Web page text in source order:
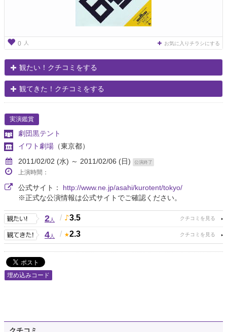
0 人 お気に入りチラシにする
観たい！クチコミをする
観てきた！クチコミをする
実演鑑賞
劇団黒テント
イワト劇場 （東京都）
2011/02/02 (水) ～ 2011/02/06 (日)
公演終了
上演時間：
公式サイト： http://www.ne.jp/asahi/kurotent/tokyo/
※正式な公演情報は公式サイトでご確認ください。
2人 / 3.5
4人 / 2.3
埋め込みコード